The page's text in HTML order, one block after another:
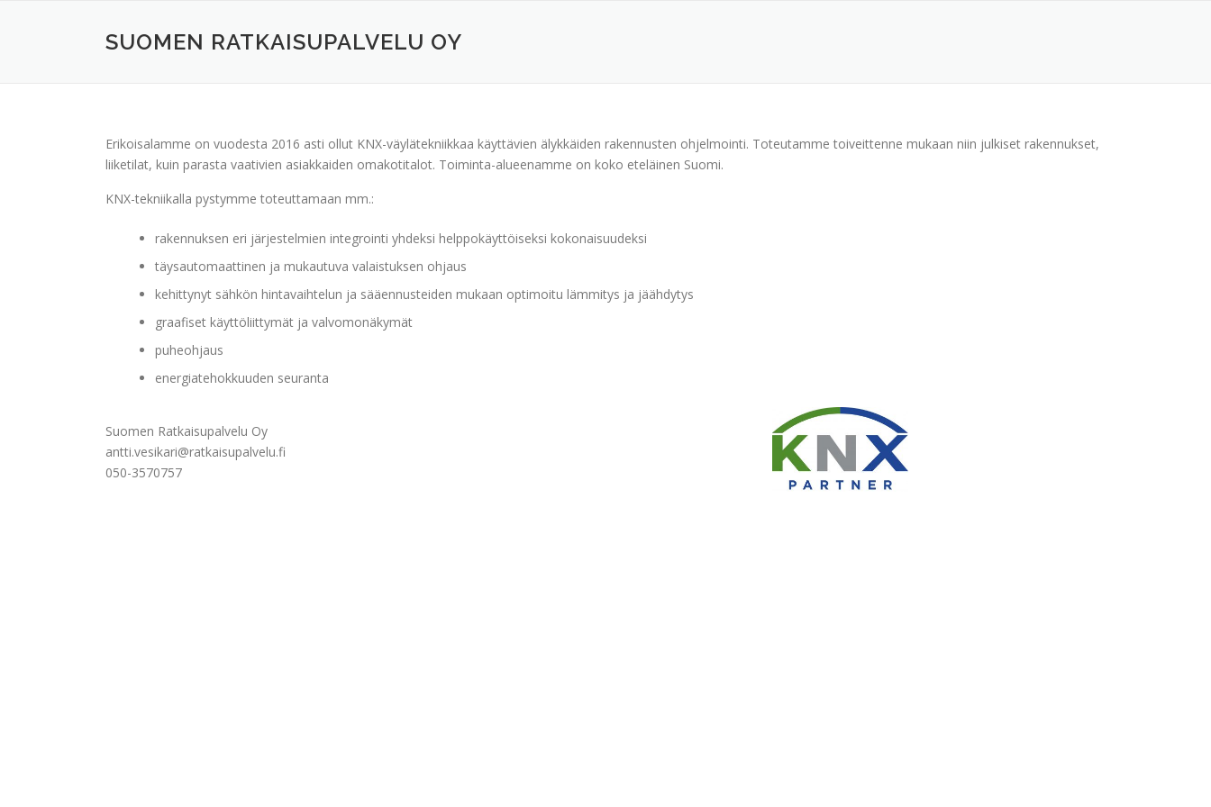
SUOMEN RATKAISUPALVELU OY
Erikoisalamme on vuodesta 2016 asti ollut KNX-väylätekniikkaa käyttävien älykkäiden rakennusten ohjelmointi. Toteutamme toiveittenne mukaan niin julkiset rakennukset,
liiketilat, kuin parasta vaativien asiakkaiden omakotitalot. Toiminta-alueenamme on koko eteläinen Suomi.
KNX-tekniikalla pystymme toteuttamaan mm.:
rakennuksen eri järjestelmien integrointi yhdeksi helppokäyttöiseksi kokonaisuudeksi
täysautomaattinen ja mukautuva valaistuksen ohjaus
kehittynyt sähkön hintavaihtelun ja sääennusteiden mukaan optimoitu lämmitys ja jäähdytys
graafiset käyttöliittymät ja valvomonäkymät
puheohjaus
energiatehokkuuden seuranta
Suomen Ratkaisupalvelu Oy
antti.vesikari@ratkaisupalvelu.fi
050-3570757